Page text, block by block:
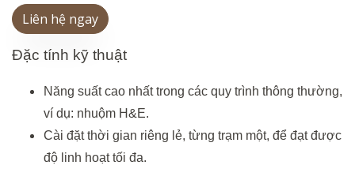
Liên hệ ngay
Đặc tính kỹ thuật
Năng suất cao nhất trong các quy trình thông thường,
ví dụ: nhuộm H&E.
Cài đặt thời gian riêng lẻ, từng trạm một, để đạt được
độ linh hoạt tối đa.